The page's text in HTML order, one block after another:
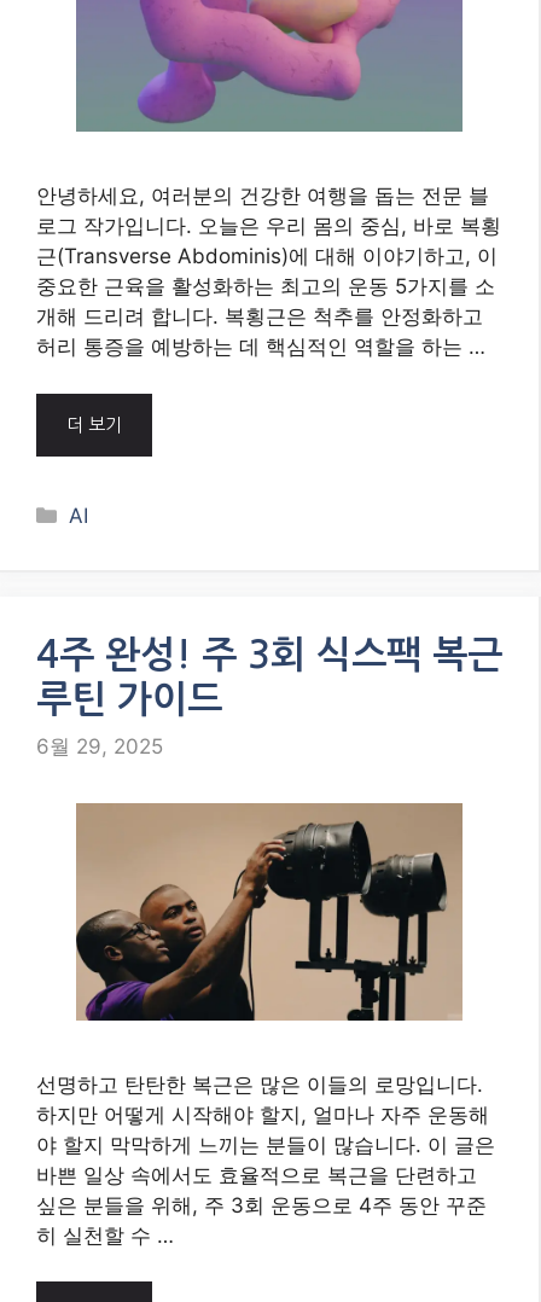
안녕하세요, 여러분의 건강한 여행을 돕는 전문 블
로그 작가입니다. 오늘은 우리 몸의 중심, 바로 복횡
근(Transverse Abdominis)에 대해 이야기하고, 이
중요한 근육을 활성화하는 최고의 운동 5가지를 소
개해 드리려 합니다. 복횡근은 척추를 안정화하고
허리 통증을 예방하는 데 핵심적인 역할을 하는 …
더 보기
Categories
AI
4주 완성! 주 3회 식스팩 복근
루틴 가이드
6월 29, 2025
선명하고 탄탄한 복근은 많은 이들의 로망입니다.
하지만 어떻게 시작해야 할지, 얼마나 자주 운동해
야 할지 막막하게 느끼는 분들이 많습니다. 이 글은
바쁜 일상 속에서도 효율적으로 복근을 단련하고
싶은 분들을 위해, 주 3회 운동으로 4주 동안 꾸준
히 실천할 수 …